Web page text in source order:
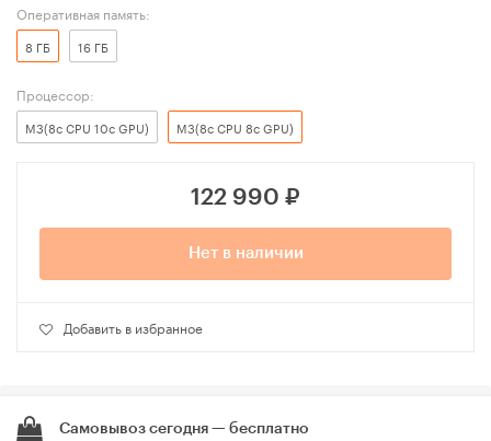
Оперативная память:
8 ГБ 16 ГБ
Процессор:
M3(8c CPU 10c GPU) M3(8c CPU 8c GPU)
122 990 ₽
Нет в наличии
Добавить в избранное
Самовывоз сегодня — бесплатно